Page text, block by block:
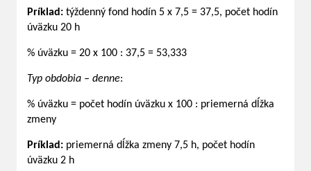
Príklad: týždenný fond hodín 5 x 7,5 = 37,5, počet hodín
úväzku 20 h
% úväzku = 20 x 100 : 37,5 = 53,333
Typ obdobia – denne:
% úväzku = počet hodín úväzku x 100 : priemerná dĺžka
zmeny
Príklad: priemerná dĺžka zmeny 7,5 h, počet hodín
úväzku 2 h